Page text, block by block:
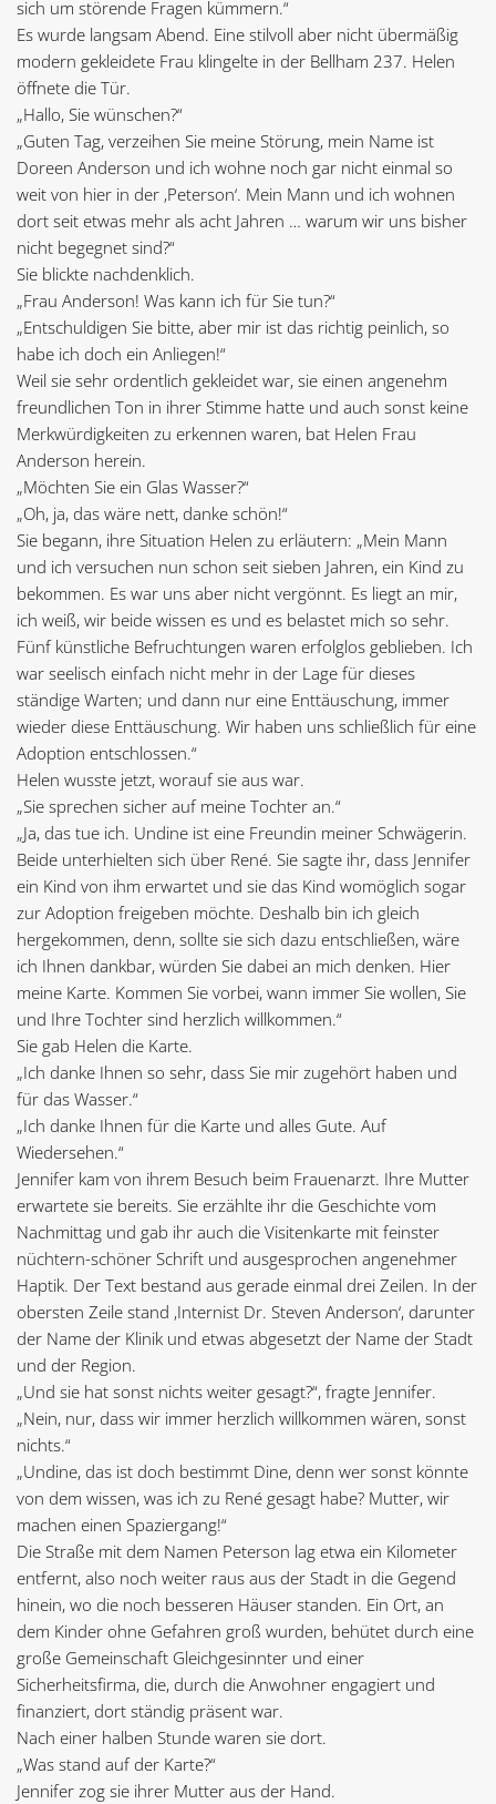
sich um störende Fragen kümmern.“
Es wurde langsam Abend. Eine stilvoll aber nicht übermäßig
modern gekleidete Frau klingelte in der Bellham 237. Helen
öffnete die Tür.
„Hallo, Sie wünschen?“
„Guten Tag, verzeihen Sie meine Störung, mein Name ist
Doreen Anderson und ich wohne noch gar nicht einmal so
weit von hier in der ‚Peterson‘. Mein Mann und ich wohnen
dort seit etwas mehr als acht Jahren … warum wir uns bisher
nicht begegnet sind?“
Sie blickte nachdenklich.
„Frau Anderson! Was kann ich für Sie tun?“
„Entschuldigen Sie bitte, aber mir ist das richtig peinlich, so
habe ich doch ein Anliegen!“
Weil sie sehr ordentlich gekleidet war, sie einen angenehm
freundlichen Ton in ihrer Stimme hatte und auch sonst keine
Merkwürdigkeiten zu erkennen waren, bat Helen Frau
Anderson herein.
„Möchten Sie ein Glas Wasser?“
„Oh, ja, das wäre nett, danke schön!“
Sie begann, ihre Situation Helen zu erläutern: „Mein Mann
und ich versuchen nun schon seit sieben Jahren, ein Kind zu
bekommen. Es war uns aber nicht vergönnt. Es liegt an mir,
ich weiß, wir beide wissen es und es belastet mich so sehr.
Fünf künstliche Befruchtungen waren erfolglos geblieben. Ich
war seelisch einfach nicht mehr in der Lage für dieses
ständige Warten; und dann nur eine Enttäuschung, immer
wieder diese Enttäuschung. Wir haben uns schließlich für eine
Adoption entschlossen.“
Helen wusste jetzt, worauf sie aus war.
„Sie sprechen sicher auf meine Tochter an.“
„Ja, das tue ich. Undine ist eine Freundin meiner Schwägerin.
Beide unterhielten sich über René. Sie sagte ihr, dass Jennifer
ein Kind von ihm erwartet und sie das Kind womöglich sogar
zur Adoption freigeben möchte. Deshalb bin ich gleich
hergekommen, denn, sollte sie sich dazu entschließen, wäre
ich Ihnen dankbar, würden Sie dabei an mich denken. Hier
meine Karte. Kommen Sie vorbei, wann immer Sie wollen, Sie
und Ihre Tochter sind herzlich willkommen.“
Sie gab Helen die Karte.
„Ich danke Ihnen so sehr, dass Sie mir zugehört haben und
für das Wasser.“
„Ich danke Ihnen für die Karte und alles Gute. Auf
Wiedersehen.“
Jennifer kam von ihrem Besuch beim Frauenarzt. Ihre Mutter
erwartete sie bereits. Sie erzählte ihr die Geschichte vom
Nachmittag und gab ihr auch die Visitenkarte mit feinster
nüchtern-schöner Schrift und ausgesprochen angenehmer
Haptik. Der Text bestand aus gerade einmal drei Zeilen. In der
obersten Zeile stand ‚Internist Dr. Steven Anderson‘, darunter
der Name der Klinik und etwas abgesetzt der Name der Stadt
und der Region.
„Und sie hat sonst nichts weiter gesagt?“, fragte Jennifer.
„Nein, nur, dass wir immer herzlich willkommen wären, sonst
nichts.“
„Undine, das ist doch bestimmt Dine, denn wer sonst könnte
von dem wissen, was ich zu René gesagt habe? Mutter, wir
machen einen Spaziergang!“
Die Straße mit dem Namen Peterson lag etwa ein Kilometer
entfernt, also noch weiter raus aus der Stadt in die Gegend
hinein, wo die noch besseren Häuser standen. Ein Ort, an
dem Kinder ohne Gefahren groß wurden, behütet durch eine
große Gemeinschaft Gleichgesinnter und einer
Sicherheitsfirma, die, durch die Anwohner engagiert und
finanziert, dort ständig präsent war.
Nach einer halben Stunde waren sie dort.
„Was stand auf der Karte?“
Jennifer zog sie ihrer Mutter aus der Hand.